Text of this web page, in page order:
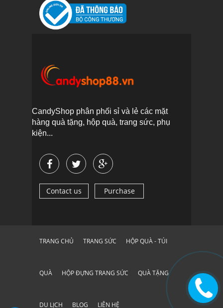
CandyShop phân phối sỉ và lẻ các mặt
hàng quà tặng, hộp quà, trang sức, phụ
kiện...
Contact us Purchase
TRANG CHỦ TRANG SỨC HỘP QUÀ - TÚI
QUÀ HỘP ĐỰNG TRANG SỨC QUÀ TẶNG
DU LỊCH BLOG LIÊN HỆ